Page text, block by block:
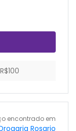
encontrado em
Rosario